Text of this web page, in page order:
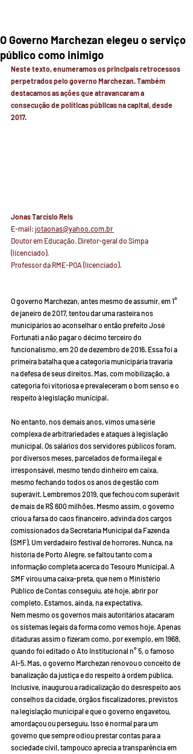
O Governo Marchezan elegeu o serviço
público como inimigo
Neste texto, enumeramos os principais retrocessos
perpetrados pelo governo Marchezan. Também
destacamos as ações que atravancaram a
consecução de políticas públicas na capital, desde
2017.
Jonas Tarcísio Reis
E-mail: jotaonas@yahoo.com.br
Doutor em Educação. Diretor-geral do Simpa
(licenciado).
Professor da RME-POA (licenciado).
O governo Marchezan, antes mesmo de assumir, em 1°
de janeiro de 2017, tentou dar uma rasteira nos
municipários ao aconselhar o então prefeito José
Fortunati a não pagar o décimo terceiro do
funcionalismo, em 20 de dezembro de 2016. Essa foi a
primeira batalha que a categoria municipária travaria
na defesa de seus direitos. Mas, com mobilização, a
categoria foi vitoriosa e prevaleceram o bom senso e o
respeito à legislação municipal.
No entanto, nos demais anos, vimos uma série
complexa de arbitrariedades e ataques à legislação
municipal. Os salários dos servidores públicos foram,
por diversos meses, parcelados de forma ilegal e
irresponsável, mesmo tendo dinheiro em caixa,
mesmo fechando todos os anos de gestão com
superávit. Lembremos 2019, que fechou com superávit
de mais de R$ 600 milhões. Mesmo assim, o governo
criou a farsa do caos financeiro, advinda dos cargos
comissionados da Secretaria Municipal da Fazenda
(SMF). Um verdadeiro festival de horrores. Nunca, na
história de Porto Alegre, se faltou tanto com a
informação completa acerca do Tesouro Municipal. A
SMF virou uma caixa-preta, que nem o Ministério
Público de Contas conseguiu, até hoje, abrir por
completo. Estamos, ainda, na expectativa.
Nem mesmo os governos mais autoritários atacaram
os sistemas legais da forma como vemos hoje. Apenas
ditaduras assim o fizeram como, por exemplo, em 1968,
quando foi editado o Ato Institucional n° 5, o famoso
AI-5. Mas, o governo Marchezan renovou o conceito de
banalização da justiça e do respeito à ordem pública.
Inclusive, inaugurou a radicalização do desrespeito aos
conselhos da cidade, órgãos fiscalizadores, previstos
na legislação municipal e que o governo engavetou,
amordaçou ou perseguiu. Isso é normal para um
governo que sempre odiou prestar contas para a
sociedade civil, tampouco aprecia a transparência em